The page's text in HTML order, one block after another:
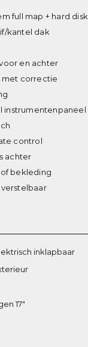
full map + hard disk
kantel dak
en achter
met correctie
instrumentenpaneel
control
achter
bekleding
inklapbaar
17"